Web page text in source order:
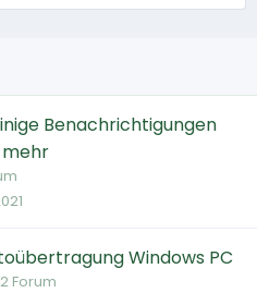
Benachrichtigungen
Windows PC
Forum